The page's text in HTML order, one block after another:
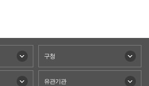
구청
유관기관